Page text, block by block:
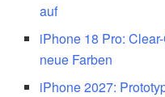
auf
iPhone 18 Pro:
neue Farben
iPhone 2027: